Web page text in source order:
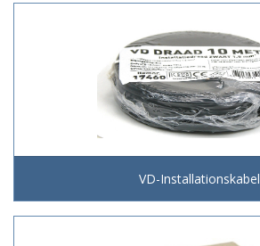
VD-Installationskabel